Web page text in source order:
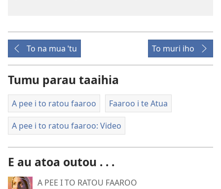
To na mua ˈtu To muri iho
Tumu parau taaihia
A pee i to ratou faaroo Faaroo i te Atua
A pee i to ratou faaroo: Video
E au atoa outou . . .
A PEE I TO RATOU FAAROO